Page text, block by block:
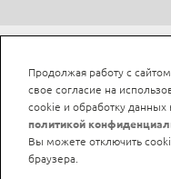
Не является публичной
Политика конфиденциальности.
Продолжая работу с
свое согласие на
cookie и обработку данных
политикой
Вы можете отключить
браузера.